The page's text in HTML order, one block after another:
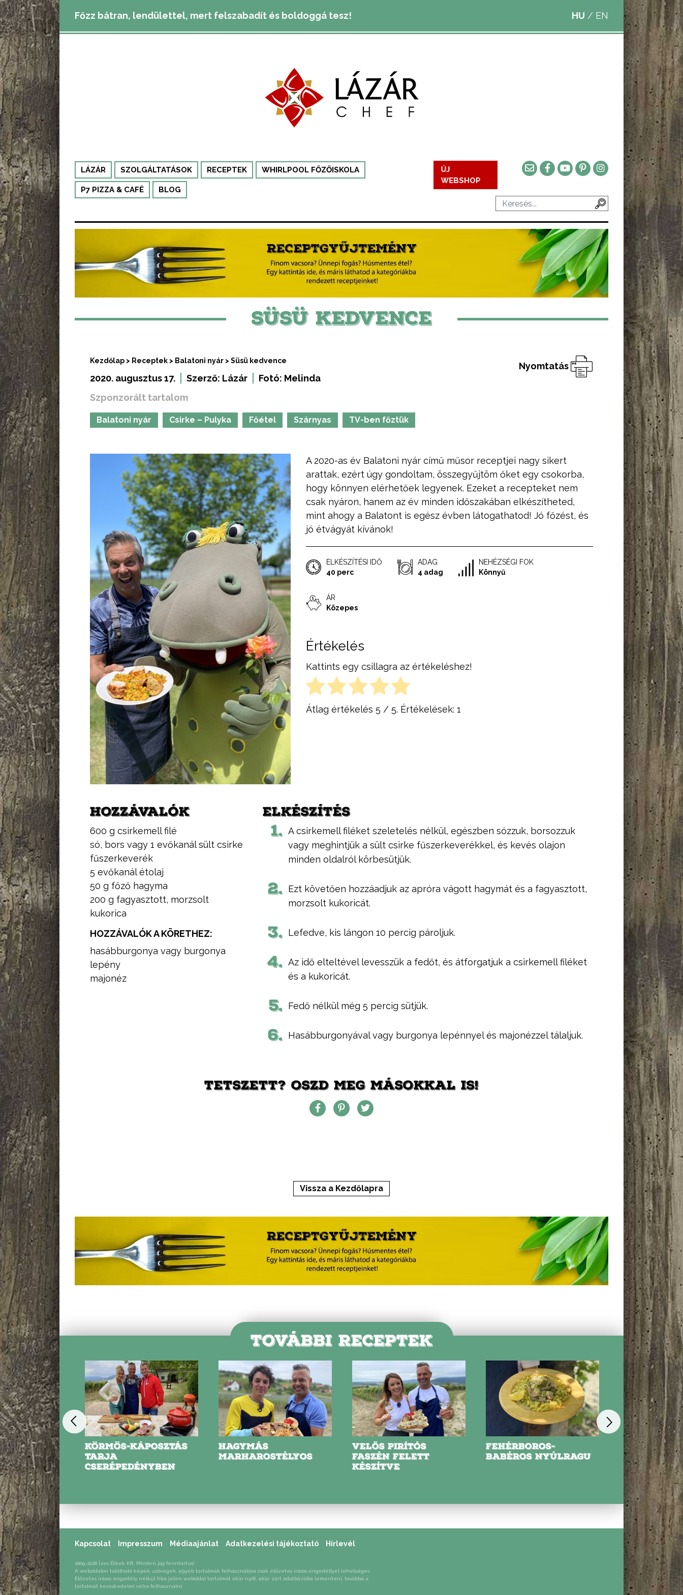
Főzz bátran, lendülettel, mert felszabadít és boldoggá tesz! HU / EN
LÁZÁR SZOLGÁLTATÁSOK RECEPTEK WHIRLPOOL FŐZŐISKOLA
P7 PIZZA & CAFÉ BLOG
ÚJ
WEBSHOP
SÜSÜ KEDVENCE
Kezdőlap > Receptek > Balatoni nyár > Süsü kedvence
2020. augusztus 17. Szerző: Lázár Fotó: Melinda
Szponzorált tartalom
Balatoni nyár Csirke – Pulyka Főétel Szárnyas TV-ben főztük
Nyomtatás
A 2020-as év Balatoni nyár című műsor receptjei nagy sikert
arattak, ezért úgy gondoltam, összegyűjtöm őket egy csokorba,
hogy könnyen elérhetőek legyenek. Ezeket a recepteket nem
csak nyáron, hanem az év minden időszakában elkészítheted,
mint ahogy a Balatont is egész évben látogathatod! Jó főzést, és
jó étvágyát kívánok!
ELKÉSZÍTÉSI IDŐ
40 perc
ADAG
4 adag
NEHÉZSÉGI FOK
Könnyű
ÁR
Közepes
Értékelés
Kattints egy csillagra az értékeléshez!
Átlag értékelés 5 / 5. Értékelések: 1
HOZZÁVALÓK
600 g csirkemell filé
só, bors vagy 1 evőkanál sült csirke
fűszerkeverék
5 evőkanál étolaj
50 g főző hagyma
200 g fagyasztott, morzsolt
kukorica
HOZZÁVALÓK A KÖRETHEZ:
hasábburgonya vagy burgonya
lepény
majonéz
ELKÉSZÍTÉS
1. A csirkemell filéket szeletelés nélkül, egészben sózzuk, borsozzuk
vagy meghintjük a sült csirke fűszerkeverékkel, és kevés olajon
minden oldalról körbesütjük.
2. Ezt követően hozzáadjuk az apróra vágott hagymát és a fagyasztott,
morzsolt kukoricát.
3. Lefedve, kis lángon 10 percig pároljuk.
4. Az idő elteltével levesszük a fedőt, és átforgatjuk a csirkemell filéket
és a kukoricát.
5. Fedő nélkül még 5 percig sütjük.
6. Hasábburgonyával vagy burgonya lepénnyel és majonézzel tálaljuk.
TETSZETT? OSZD MEG MÁSOKKAL IS!
Vissza a Kezdőlapra
TOVÁBBI RECEPTEK
KÖRMÖS-KÁPOSZTÁS
TARJA
CSERÉPEDÉNYBEN
HAGYMÁS
MARHAROSTÉLYOS
VELŐS PIRÍTÓS
FASZÉN FELETT
KÉSZÍTVE
FEHÉRBOROS-
BABÉROS NYÚLRAGU
NYARALÓS
HÚSOS
Kapcsolat Impresszum Médiaajánlat Adatkezelési tájékoztató Hírlevél
2009-2026 Ízes Étkek Kft. Minden jog fenntartva!
A weboldalon található képek, szövegek, egyéb tartalmak felhasználása csak előzetes írásos engedéllyel lehetséges.
Előzetes írásos engedély nélkül tilos jelen weboldal tartalmát akár nyílt, akár zárt adatbázisba lementeni, továbbá a
tartalmát kereskedelmi célra felhasználni.